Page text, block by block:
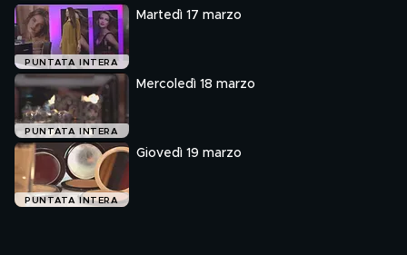
PUNTATA INTERA
Martedì 17 marzo
PUNTATA INTERA
Mercoledì 18 marzo
PUNTATA INTERA
Giovedì 19 marzo